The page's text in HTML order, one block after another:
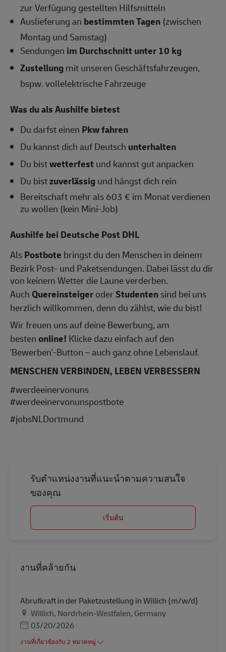
zur Verfügung gestellten Hilfsmitteln
Auslieferung an bestimmten Tagen (zwischen
Montag und Samstag)
Sendungen im Durchschnitt unter 10 kg
Zustellungmit unseren Geschäftsfahrzeugen,
bspw. vollelektrische Fahrzeuge
Was du als Aushilfe bietest
Du darfst einen Pkw fahren
Du kannst dich auf Deutsch unterhalten
Du bistwetterfest und kannst gut anpacken
Du bistzuverlässigund hängst dich rein
Bereitschaft mehr als 603 € im Monat verdienen
zu wollen (kein Mini-Job)
Aushilfe bei Deutsche Post DHL
AlsPostbote bringst du den Menschen in deinem
Bezirk Post- und Paketsendungen. Dabei lässt du dir
von keinem Wetter die Laune verderben.
Auch QuereinsteigeroderStudentensind bei uns
herzlich willkommen, denn du zählst, wie du bist!
Wir freuen uns auf deine Bewerbung, am
bestenonline! Klicke dazu einfach auf den
'Bewerben'-Button – auch ganz ohne Lebenslauf.
MENSCHEN VERBINDEN, LEBEN VERBESSERN
#werdeeinervonuns
#werdeeinervonunspostbote
#jobsNLDortmund
รับตำแหน่งงานที่แนะนำตามความสนใจ
ของคุณ
เริ่มต้น
งานที่คล้ายกัน
Abrufkraft in der Paketzustellung in Willich (m/w/d)
สถานที่
Willich, Nordrhein-Westfalen, Germany
Posted Date
03/20/2026
งานที่เกี่ยวข้องกับ 2 หมวดหมู่